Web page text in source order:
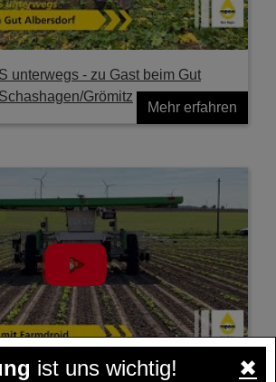
unterwegs - zu Gast beim Gut
Grömitz
Mehr erfahren
ist uns wichtig! ✖